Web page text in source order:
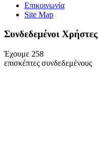
Επικοινωνία
Site Map
Συνδεδεμένοι Xρήστες
Έχουμε 258
επισκέπτες συνδεδεμένους